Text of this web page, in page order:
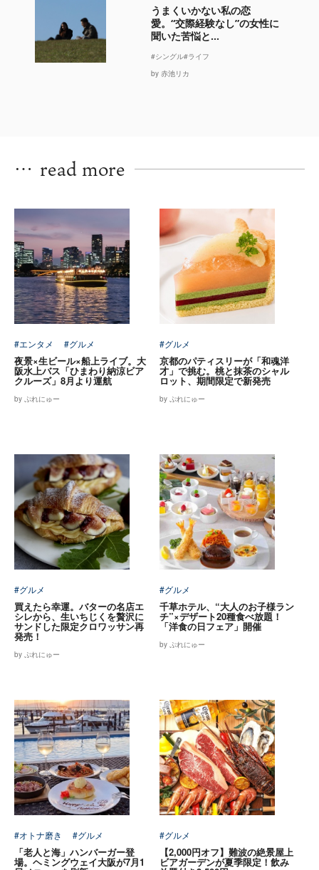
うまくいかない私の恋
愛。“交際経験なし”の女性に
聞いた苦悩と...
#シングル#ライフ
by 赤池リカ
… read more
#エンタメ #グルメ
夜景×生ビール×船上ライブ。大
阪水上バス「ひまわり納涼ビア
クルーズ」8月より運航
by ぷれにゅー
#グルメ
京都のパティスリーが「和魂洋
才」で挑む。桃と抹茶のシャル
ロット、期間限定で新発売
by ぷれにゅー
#グルメ
買えたら幸運。バターの名店エ
シレから、生いちじくを贅沢に
サンドした限定クロワッサン再
発売！
by ぷれにゅー
#グルメ
千草ホテル、“大人のお子様ラン
チ”×デザート20種食べ放題！
「洋食の日フェア」開催
by ぷれにゅー
#オトナ磨き #グルメ
「老人と海」ハンバーガー登
場。ヘミングウェイ大阪が7月1
#グルメ
【2,000円オフ】難波の絶景屋上
ビアガーデンが夏季限定！飲み